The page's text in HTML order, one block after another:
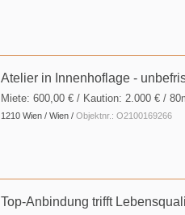
Atelier in Innenhoflage -
Miete: 600,00 € / Kaution: 2.000 € /
1210 Wien / Wien / Objektnr.: O2100169266
Top-Anbindung trifft